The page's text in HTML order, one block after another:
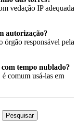
vedação IP adequada
autorização?
órgão responsável pela
tempo nublado?
comum usá-las em